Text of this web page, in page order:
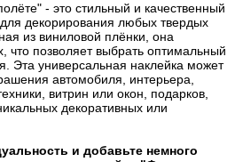
- это стильный и качественный
декорирования любых твердых
из виниловой плёнки, она
что позволяет выбрать оптимальный
Эта универсальная наклейка может
автомобиля, интерьера,
витрин или окон, подарков,
декоративных или
и добавьте немного